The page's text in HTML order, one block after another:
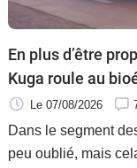
En plus d’être
Kuga roule au
Le 07/08/2026
Dans le segment
peu oublié, mais